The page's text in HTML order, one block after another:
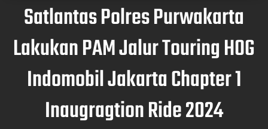
Satlantas Polres Purwakarta
Lakukan PAM Jalur Touring HOG
Indomobil Jakarta Chapter 1
Inaugragtion Ride 2024